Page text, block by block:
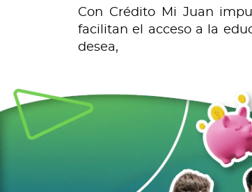
Con Crédito Mi Juan
facilitan el acceso a la
desea,